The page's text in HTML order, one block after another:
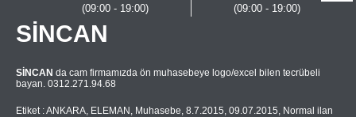
(09:00 - 19:00)
(09:00 - 19:00)
SİNCAN
SİNCAN da cam firmamızda ön muhasebeye logo/excel bilen tecrübeli
bayan. 0312.271.94.68
Etiket :ANKARA, ELEMAN , Muhasebe, 8.7.2015, 09.07.2015, Normal ilan